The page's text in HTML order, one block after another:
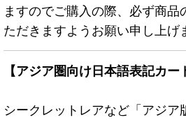
ますのでご購入の際、必ず商品
ただきますようお願い申し上げ
【アジア圏向け日本語表記カー
シークレットレアなど「アジア